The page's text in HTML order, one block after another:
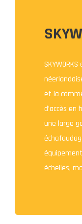
et la
d’accès en
une large
échelles,